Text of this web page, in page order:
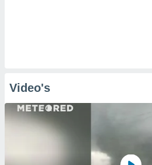
Video's